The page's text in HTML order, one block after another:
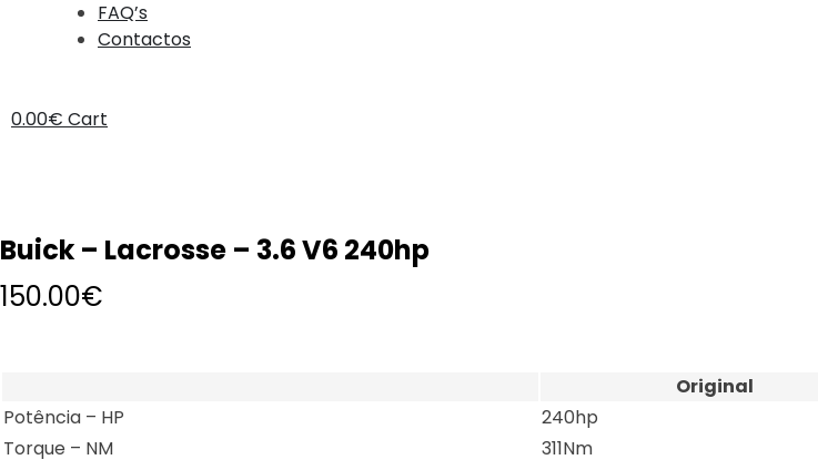
FAQ’s
Contactos
0.00€ Cart
Buick – Lacrosse – 3.6 V6 240hp
150.00€
Original
Potência – HP
240hp
Torque – NM
311Nm